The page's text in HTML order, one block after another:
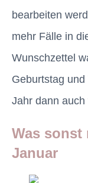
bearbeiten
mehr Fälle in
Wunschzettel
Geburtstag
Jahr dann
Was sonst
Januar